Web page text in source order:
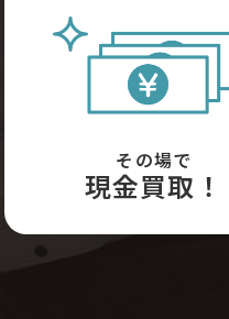
その場で
現金買取！